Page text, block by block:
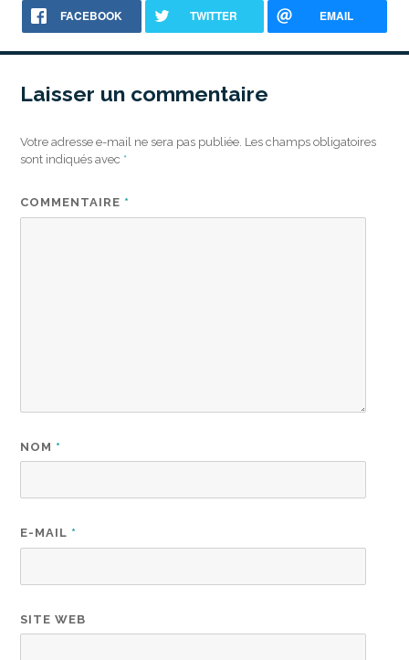
FACEBOOK TWITTER EMAIL
Laisser un commentaire
Votre adresse e-mail ne sera pas publiée. Les champs obligatoires
sont indiqués avec *
COMMENTAIRE *
NOM *
E-MAIL *
SITE WEB